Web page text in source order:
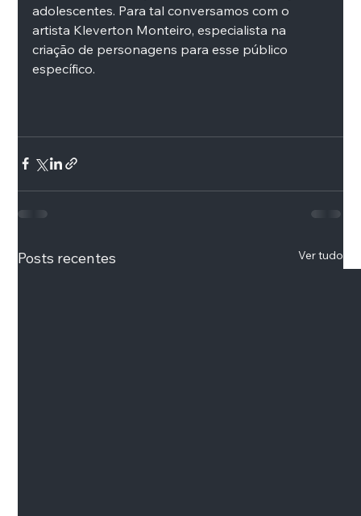
adolescentes. Para tal conversamos com o
artista Kleverton Monteiro, especialista na
criação de personagens para esse público
específico.
Posts recentes Ver tudo